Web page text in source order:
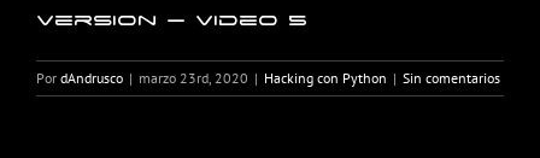
Version – Video 5
Por dAndrusco | marzo 23rd, 2020 | Hacking con Python | Sin comentarios